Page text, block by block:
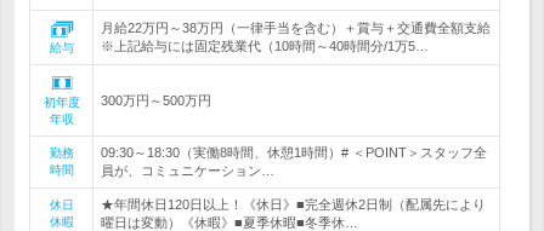
給与
月給22万円～38万円（一律手当を含む）＋賞与＋交通費全額支給
※上記給与には固定残業代（10時間～40時間分/1万5…
初年度
年収
300万円～500万円
勤務
時間
09:30～18:30（実働8時間、休憩1時間）# ＜POINT＞スタッフ全
員が、コミュニケーション…
休日
休暇
★年間休日120日以上！《休日》■完全週休2日制（配属先により
曜日は変動）《休暇》■夏季休暇■冬季休…